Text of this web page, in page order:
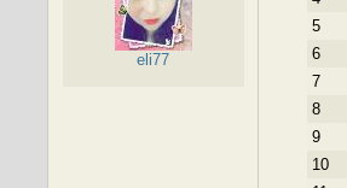
eli77
5
6
7
8
9
10